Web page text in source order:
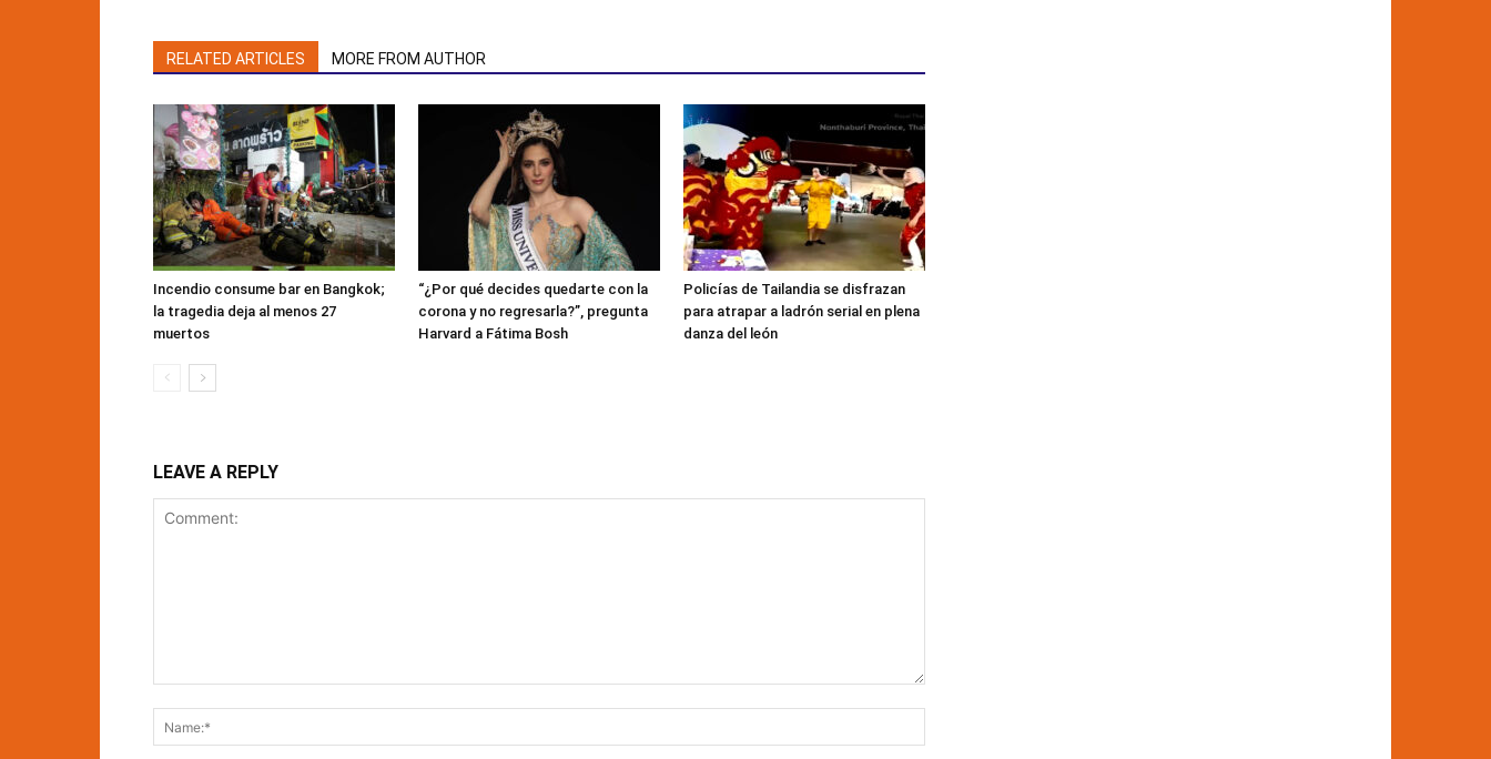
RELATED ARTICLES MORE FROM AUTHOR
Incendio consume bar en Bangkok;
la tragedia deja al menos 27
muertos
“¿Por qué decides quedarte con la
corona y no regresarla?”, pregunta
Harvard a Fátima Bosh
Policías de Tailandia se disfrazan
para atrapar a ladrón serial en plena
danza del león
LEAVE A REPLY